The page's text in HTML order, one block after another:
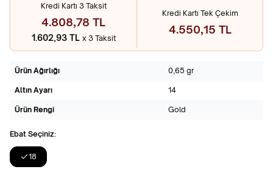
Kredi Kartı 3 Taksit
4.808,78 TL
1.602,93 TL x 3 Taksit
Kredi Kartı Tek Çekim
4.550,15 TL
Ürün Ağırlığı 0,65 gr
Altın Ayarı 14
Ürün Rengi Gold
Ebat Seçiniz:
18